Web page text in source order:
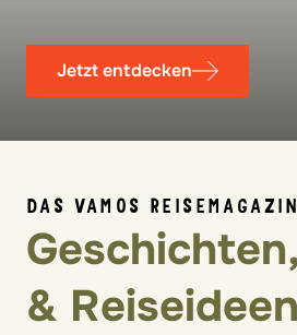
Jetzt entdecken
DAS VAMOS REISEMAGAZIN
& Reiseideen